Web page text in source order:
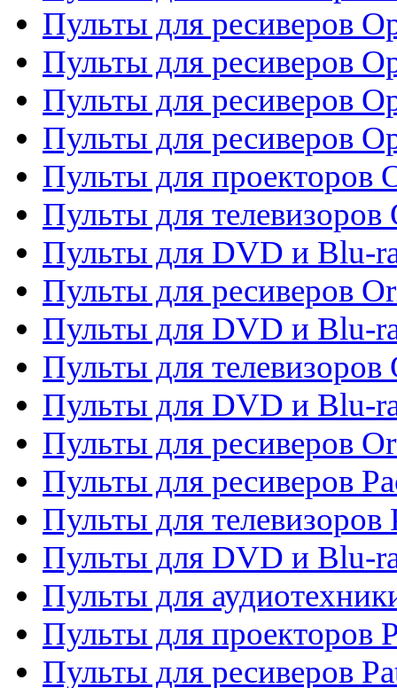
Пульты для ресиверов
Пульты для ресиверов
Пульты для ресиверов
Пульты для ресиверов
Пульты для проекторов
Пульты для телевизоров
Пульты для DVD и Blu-
Пульты для ресиверов
Пульты для DVD и Blu-
Пульты для телевизоров
Пульты для DVD и Blu-
Пульты для ресиверов
Пульты для ресиверов
Пульты для телевизоров
Пульты для DVD и Blu-
Пульты для
Пульты для проекторов
Пульты для ресиверов